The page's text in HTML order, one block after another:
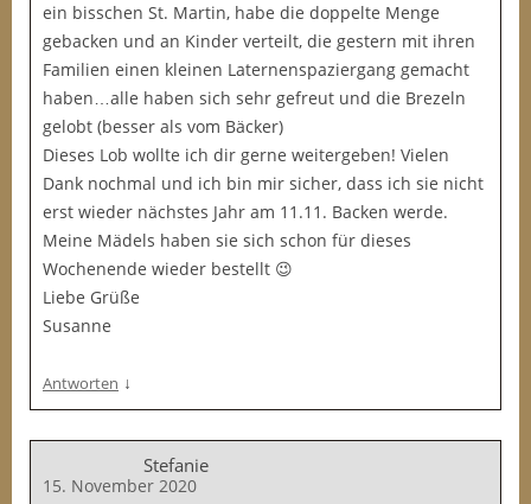
ein bisschen St. Martin, habe die doppelte Menge
gebacken und an Kinder verteilt, die gestern mit ihren
Familien einen kleinen Laternenspaziergang gemacht
haben…alle haben sich sehr gefreut und die Brezeln
gelobt (besser als vom Bäcker)
Dieses Lob wollte ich dir gerne weitergeben! Vielen
Dank nochmal und ich bin mir sicher, dass ich sie nicht
erst wieder nächstes Jahr am 11.11. Backen werde.
Meine Mädels haben sie sich schon für dieses
Wochenende wieder bestellt 😉
Liebe Grüße
Susanne
Antworten ↓
Stefanie
15. November 2020